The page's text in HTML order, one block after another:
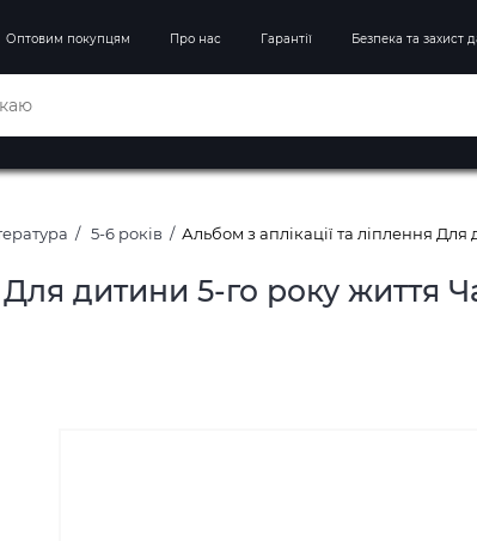
Оптовим покупцям Про нас Гарантії Безпека та захист
5-6 років Альбом з аплікації та ліплення
Для дитини 5-го року життя